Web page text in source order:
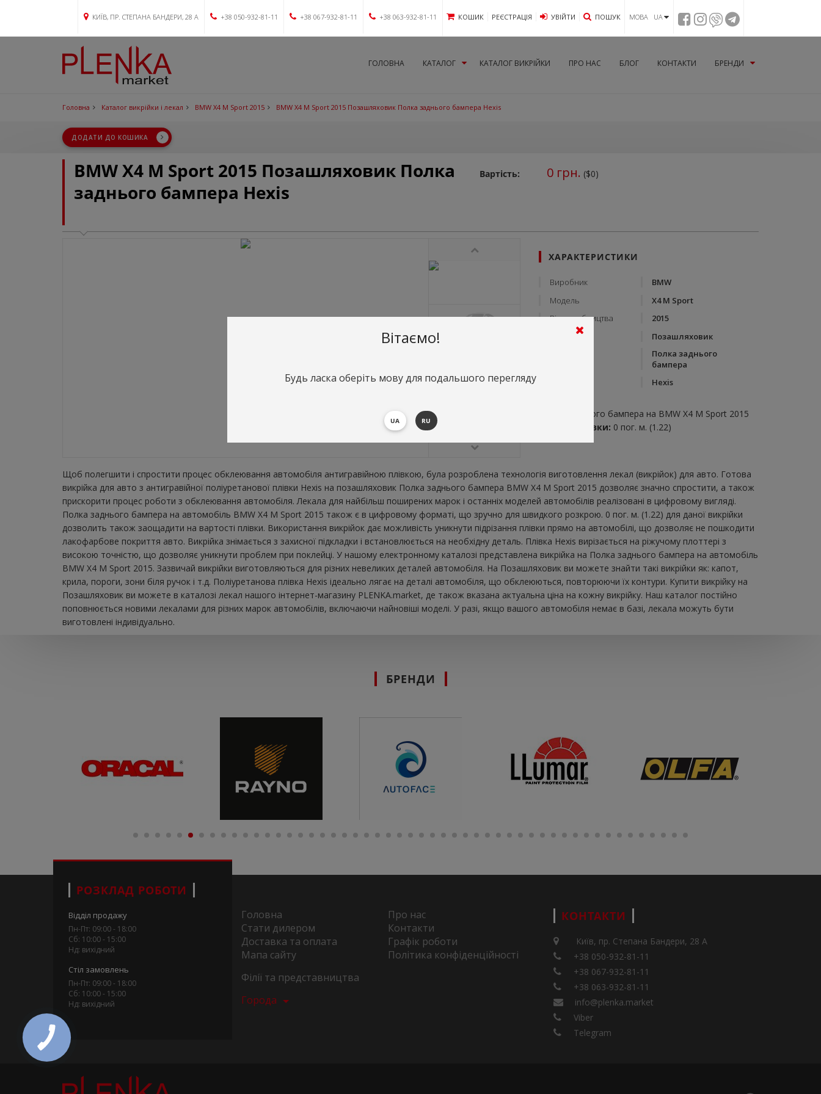
КИЇВ, ПР. СТЕПАНА БАНДЕРИ, 28 А +38 050-932-81-11 +38 067-932-81-11 +38 063-932-81-11 КОШИК РЕЄСТРАЦІЯ УВIЙТИ ПОШУК МОВА UA
ГОЛОВНА КАТАЛОГ КАТАЛОГ ВИКРІЙКИ ПРО НАС БЛОГ КОНТАКТИ БРЕНДИ
Головна Каталог викрійки і лекал BMW X4 M Sport 2015 BMW X4 M Sport 2015 Позашляховик Полка заднього бампера Hexis
ДОДАТИ ДО КОШИКА
BMW X4 M Sport 2015 Позашляховик Полка
заднього бампера Hexis
Вартість: 0грн. ($0)
ХАРАКТЕРИСТИКИ
Виробник
BMW
Модель
X4 M Sport
Рік виробництва
2015
Тип кузову
Позашляховик
Полка заднього
бампера
Hexis
Полка заднього бампера на BMW X4 M Sport 2015
Витрата плівки: 0 пог. м. (1.22)
Щоб полегшити і спростити процес обклеювання автомобіля антигравійною плівкою, була розроблена технологія виготовлення лекал (викрійок) для авто. Готова
викрійка для авто з антигравійної поліуретанової плівки Hexis на позашляховик Полка заднього бампера BMW X4 M Sport 2015 дозволяє значно спростити, а також
прискорити процес роботи з обклеювання автомобіля. Лекала для найбільш поширених марок і останніх моделей автомобілів реалізовані в цифровому вигляді.
Полка заднього бампера на автомобіль BMW X4 M Sport 2015 також є в цифровому форматі, що зручно для швидкого розкрою. 0 пог. м. (1.22) для даної викрійки
дозволить також заощадити на вартості плівки. Використання викрійок дає можливість уникнути підрізання плівки прямо на автомобілі, що дозволяє не пошкодити
лакофарбове покриття авто. Викрійка знімається з захисної підкладки і встановлюється на необхідну деталь. Плівка Hexis вирізається на ріжучому плоттері з
високою точністю, що дозволяє уникнути проблем при поклейці. У нашому електронному каталозі представлена ​​викрійка на Полка заднього бампера на автомобіль
BMW X4 M Sport 2015. Зазвичай викрійки виготовляються для різних невеликих деталей автомобіля. На Позашляховик ви можете знайти такі викрійки як: капот,
крила, пороги, зони біля ручок і т.д. Поліуретанова плівка Hexis ідеально лягає на деталі автомобіля, що обклеюються, повторюючи їх контури. Купити викрійку на
Позашляховик ви можете в каталозі лекал нашого інтернет-магазину PLENKA.market, де також вказана актуальна ціна на кожну викрійку. Наш каталог постійно
поповнюється новими лекалами для різних марок автомобілів, включаючи найновіші моделі. У разі, якщо вашого автомобіля немає в базі, лекала можуть бути
виготовлені індивідуально.
БРЕНДИ
РОЗКЛАД РОБОТИ
Відділ продажу
Пн-Пт: 09:00 - 18:00
Сб: 10:00 - 15:00
Нд: вихідний
Стіл замовлень
Пн-Пт: 09:00 - 18:00
Сб: 10:00 - 15:00
Нд: вихідний
Головна
Про нас
Стати дилером
Контакти
Доставка та оплата
Графік роботи
Мапа сайту
Політика конфіденційності
Філії та представництва
Города
КОНТАКТИ
Київ, пр. Степана Бандери, 28 А
+38 050-932-81-11
+38 067-932-81-11
+38 063-932-81-11
info@plenka.market
Viber
Telegram
Вітаємо!
Будь ласка оберіть мову для подальшого перегляду
UA RU